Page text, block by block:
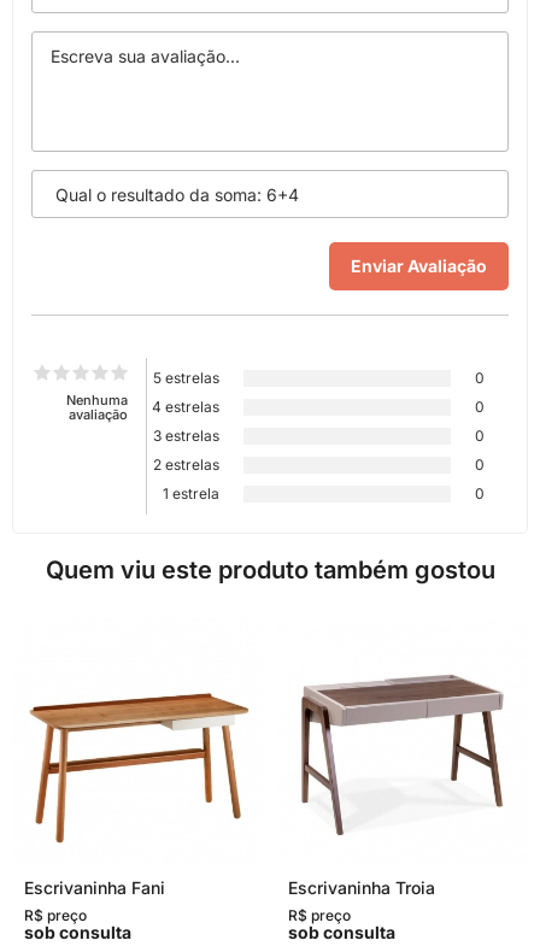
Nenhuma
avaliação
5 estrelas
0
4 estrelas
0
3 estrelas
0
2 estrelas
0
1 estrela
0
Quem viu este produto também gostou
Escrivaninha Fani
R$ preço
sob consulta
Escrivaninha Troia
R$ preço
sob consulta